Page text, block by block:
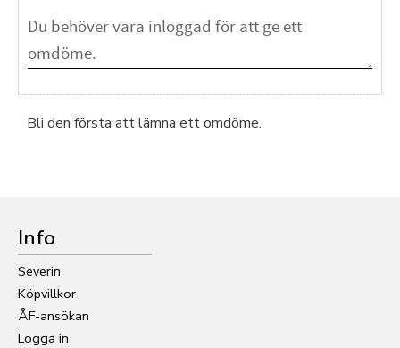
Bli den första att lämna ett omdöme.
Info
Severin
Köpvillkor
ÅF-ansökan
Logga in